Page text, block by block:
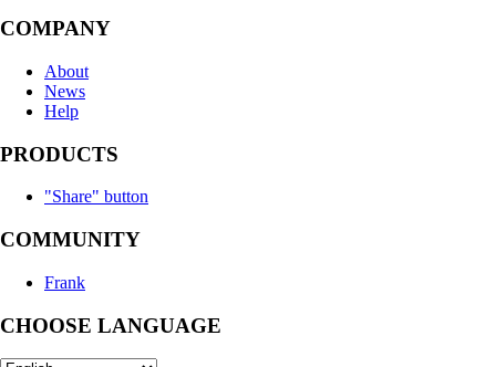
COMPANY
About
News
Help
PRODUCTS
"Share" button
COMMUNITY
Frank
CHOOSE LANGUAGE